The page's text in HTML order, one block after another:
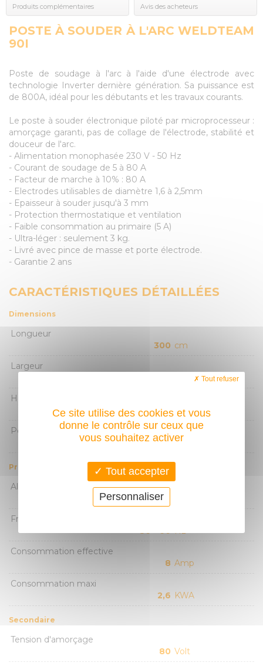
Produits complémentaires Avis des acheteurs
POSTE À SOUDER À L'ARC WELDTEAM
90I
Poste de soudage à l'arc à l'aide d'une électrode avec
technologie Inverter dernière génération. Sa puissance est
de 800A, idéal pour les débutants et les travaux courants.
Le poste à souder électronique piloté par microprocesseur :
amorçage garanti, pas de collage de l'électrode, stabilité et
douceur de l'arc.
- Alimentation monophasée 230 V - 50 Hz
- Courant de soudage de 5 à 80 A
- Facteur de marche à 10% : 80 A
- Electrodes utilisables de diamètre 1,6 à 2,5mm
- Epaisseur à souder jusqu'à 3 mm
- Protection thermostatique et ventilation
- Faible consommation au primaire (5 A)
- Ultra-léger : seulement 3 kg.
- Livré avec pince de masse et porte électrode.
- Garantie 2 ans
CARACTÉRISTIQUES DÉTAILLÉES
Dimensions
Longueur
300 cm
Largeur
Hauteur
200 cm
Poids
2,9 Kg
Primaire
Alimentation monophasée
230
Fréquence
50 - 60 Hz
Consommation effective
8 Amp
Consommation maxi
2,6 KWA
Secondaire
Tension d'amorçage
80 Volt
Ce site utilise des cookies et vous
donne le contrôle sur ceux que
vous souhaitez activer
Tout accepter
Tout refuser
Personnaliser